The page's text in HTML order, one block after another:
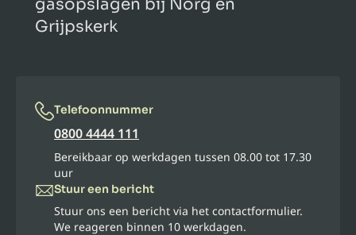
gasopslagen bij Norg en
Grijpskerk
Telefoonnummer
0800 4444 111
Bereikbaar op werkdagen tussen 08.00 tot 17.30
uur
Stuur een bericht
Stuur ons een bericht via het contactformulier.
We reageren binnen 10 werkdagen.